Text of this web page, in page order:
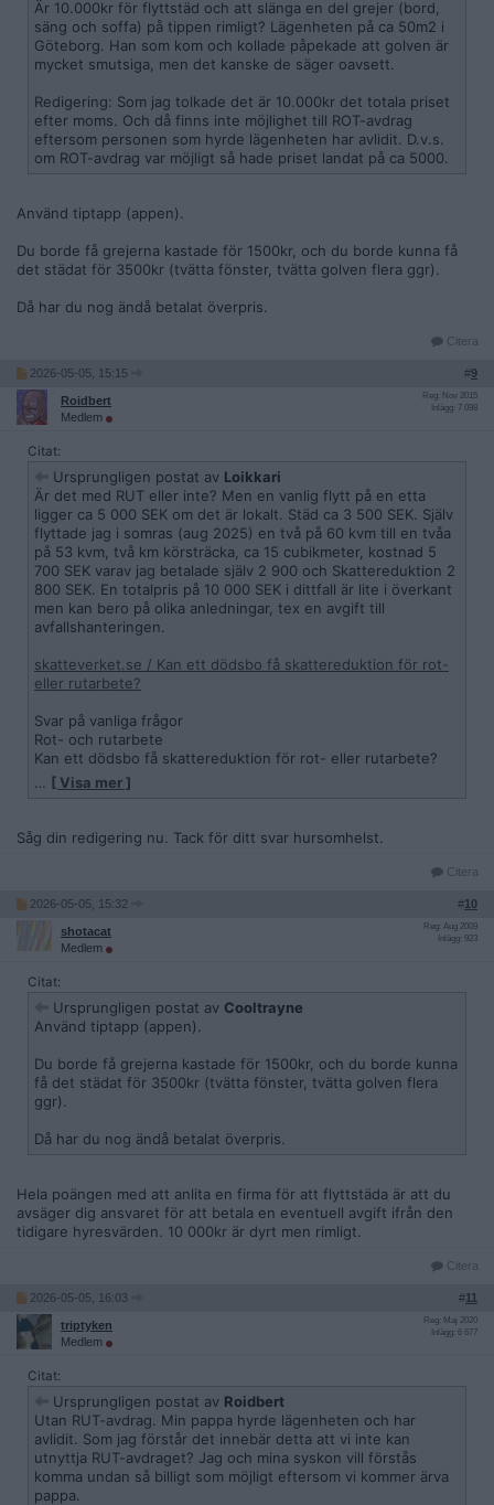
Är 10.000kr för flyttstäd och att slänga en del grejer (bord,
säng och soffa) på tippen rimligt? Lägenheten på ca 50m2 i
Göteborg. Han som kom och kollade påpekade att golven är
mycket smutsiga, men det kanske de säger oavsett.
Redigering: Som jag tolkade det är 10.000kr det totala priset
efter moms. Och då finns inte möjlighet till ROT-avdrag
eftersom personen som hyrde lägenheten har avlidit. D.v.s.
om ROT-avdrag var möjligt så hade priset landat på ca 5000.
Använd tiptapp (appen).
Du borde få grejerna kastade för 1500kr, och du borde kunna få
det städat för 3500kr (tvätta fönster, tvätta golven flera ggr).
Då har du nog ändå betalat överpris.
Citera
2026-05-05, 15:15 #9
Roidbert
Medlem
Reg: Nov 2015
Inlägg: 7 098
Citat:
Ursprungligen postat av Loikkari
Är det med RUT eller inte? Men en vanlig flytt på en etta
ligger ca 5 000 SEK om det är lokalt. Städ ca 3 500 SEK. Själv
flyttade jag i somras (aug 2025) en två på 60 kvm till en tvåa
på 53 kvm, två km körsträcka, ca 15 cubikmeter, kostnad 5
700 SEK varav jag betalade själv 2 900 och Skattereduktion 2
800 SEK. En totalpris på 10 000 SEK i dittfall är lite i överkant
men kan bero på olika anledningar, tex en avgift till
avfallshanteringen.
skatteverket.se / Kan ett dödsbo få skattereduktion för rot-
eller rutarbete?
Svar på vanliga frågor
Rot- och rutarbete
Kan ett dödsbo få skattereduktion för rot- eller rutarbete?
Dödsboet kan bara få skattereduktion för rot- eller rutarbete
efterlevande barn kan få skattereduktion för arbete som har
utförts i förälders bostad efter dödsfallet.
… [ Visa mer ]
Såg din redigering nu. Tack för ditt svar hursomhelst.
Citera
2026-05-05, 15:32 #10
shotacat
Medlem
Reg: Aug 2009
Inlägg: 923
Citat:
Ursprungligen postat av Cooltrayne
Använd tiptapp (appen).
Du borde få grejerna kastade för 1500kr, och du borde kunna
få det städat för 3500kr (tvätta fönster, tvätta golven flera
ggr).
Då har du nog ändå betalat överpris.
Hela poängen med att anlita en firma för att flyttstäda är att du
avsäger dig ansvaret för att betala en eventuell avgift ifrån den
tidigare hyresvärden. 10 000kr är dyrt men rimligt.
Citera
2026-05-05, 16:03 #11
triptyken
Medlem
Reg: Maj 2020
Inlägg: 6 677
Citat:
Ursprungligen postat av Roidbert
Utan RUT-avdrag. Min pappa hyrde lägenheten och har
avlidit. Som jag förstår det innebär detta att vi inte kan
utnyttja RUT-avdraget? Jag och mina syskon vill förstås
komma undan så billigt som möjligt eftersom vi kommer ärva
pappa.